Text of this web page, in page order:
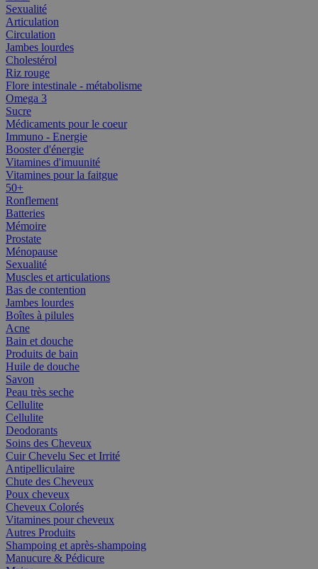
Sexualité
Articulation
Circulation
Jambes lourdes
Cholestérol
Riz rouge
Flore intestinale - métabolisme
Omega 3
Sucre
Médicaments pour le coeur
Immuno - Energie
Booster d'énergie
Vitamines d'imuunité
Vitamines pour la faitgue
50+
Ronflement
Batteries
Mémoire
Prostate
Ménopause
Sexualité
Muscles et articulations
Bas de contention
Jambes lourdes
Boîtes à pilules
Acne
Bain et douche
Produits de bain
Huile de douche
Savon
Peau très seche
Cellulite
Cellulite
Deodorants
Soins des Cheveux
Cuir Chevelu Sec et Irrité
Antipelliculaire
Chute des Cheveux
Poux cheveux
Cheveux Colorés
Vitamines pour cheveux
Autres Produits
Shampoing et après-shampoing
Manucure & Pédicure